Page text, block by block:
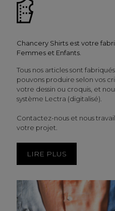
Chancery Shirts est votre
Femmes et Enfants.
Tous nos articles sont
pouvons produire selon vos
votre dessin ou croquis, et
système Lectra (digitalisé).
Contactez-nous et nous
votre projet.
LIRE PLUS